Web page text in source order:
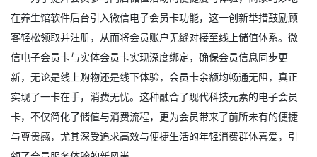
在养生馆软件后台引入微信电子会员卡功能，这一创新举措鼓励顾
客轻松领取并注册，从而将会员账户无缝对接至线上储值体系。微
信电子会员卡与实体会员卡实现深度绑定，确保会员信息同步更
新，无论是线上购物还是线下体验，会员卡余额均畅通无阻，真正
实现了一卡在手，消费无忧。这种融合了现代科技元素的电子会员
卡，不仅简化了储值与消费流程，更为会员带来了前所未有的便捷
与尊贵感，尤其深受追求高效与便捷生活的年轻消费群体喜爱，引